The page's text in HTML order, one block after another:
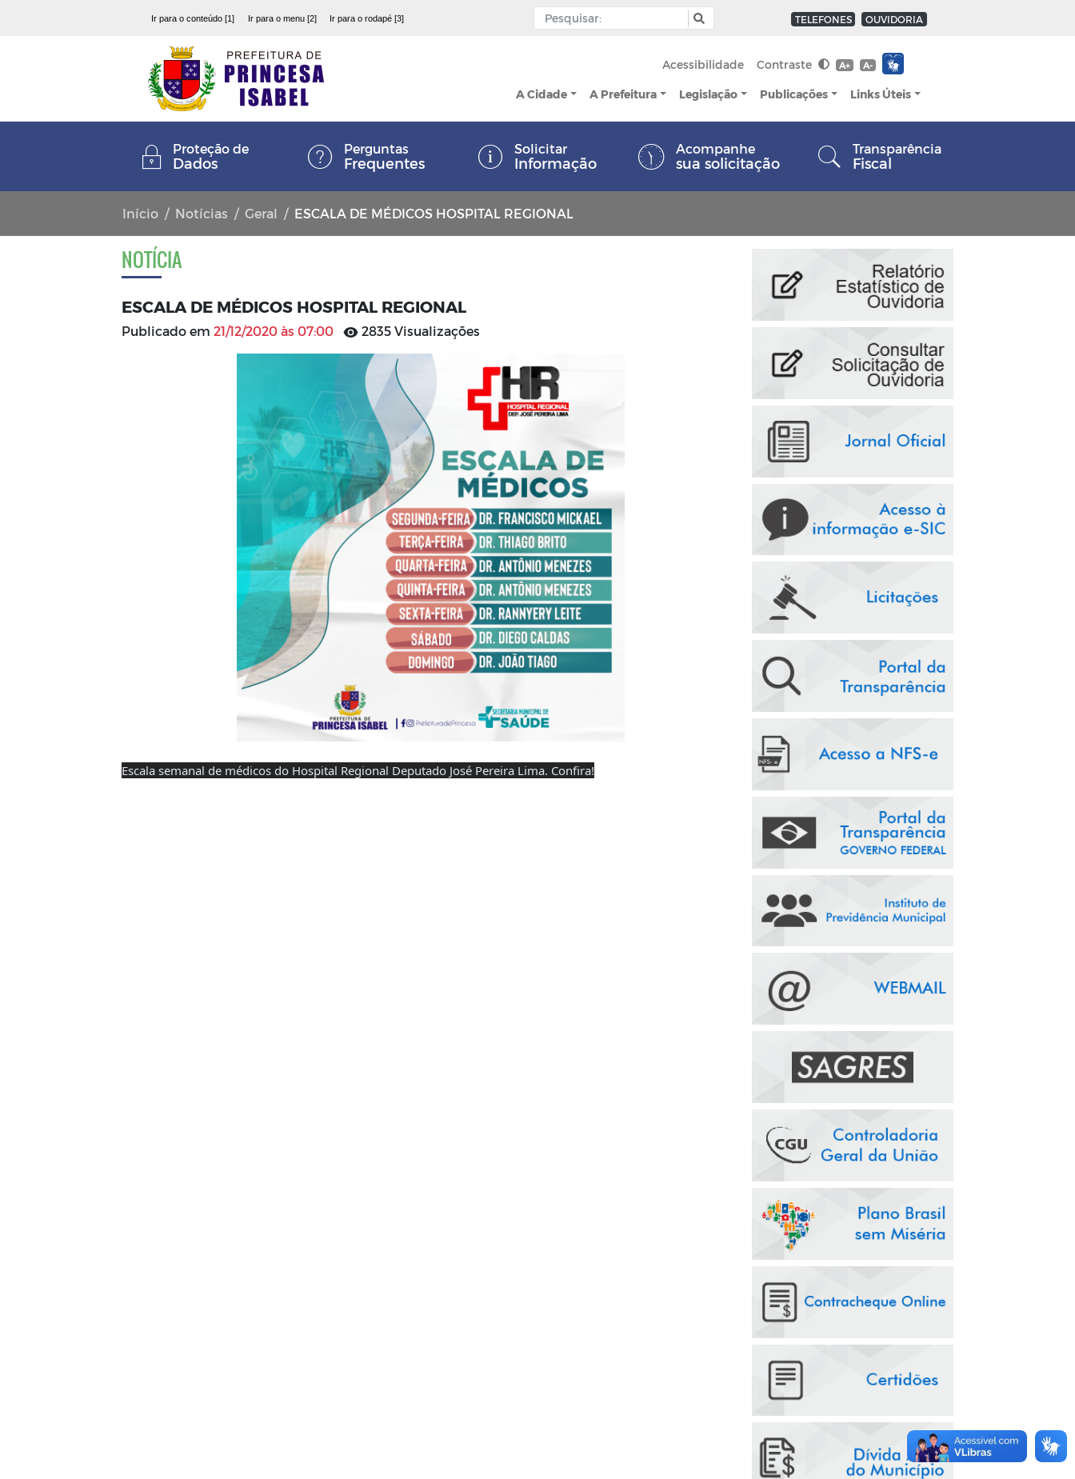
Ir para o conteúdo [1] Ir para o menu [2] Ir para o rodapé [3] TELEFONES OUVIDORIA
Acessibilidade Contraste A+ A-
A Cidade A Prefeitura Legislação Publicações Links Úteis
Proteção de
Dados
Perguntas
Frequentes
Solicitar
Informação
Acompanhe
sua solicitação
Transparência
Fiscal
Início Notícias Geral ESCALA DE MÉDICOS HOSPITAL REGIONAL
NOTÍCIA
ESCALA DE MÉDICOS HOSPITAL REGIONAL
Publicado em 21/12/2020 às 07:00 2835 Visualizações
Escala semanal de médicos do Hospital Regional Deputado José Pereira Lima. Confira!